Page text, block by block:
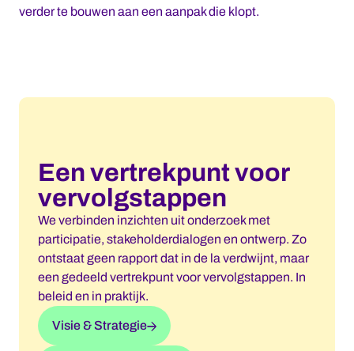
verder te bouwen aan een aanpak die klopt.
Een vertrekpunt voor
vervolgstappen
We verbinden inzichten uit onderzoek met
participatie, stakeholderdialogen en ontwerp. Zo
ontstaat geen rapport dat in de la verdwijnt, maar
een gedeeld vertrekpunt voor vervolgstappen. In
beleid en in praktijk.
Visie & Strategie